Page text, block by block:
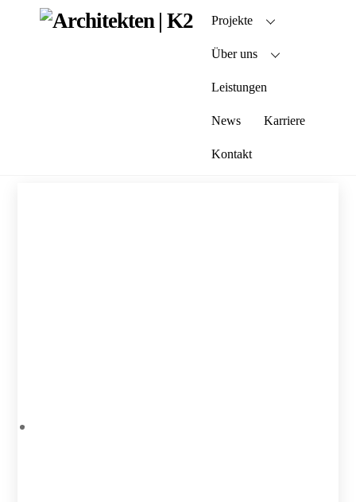
Projekte
Über uns
Leistungen
News Karriere
Kontakt